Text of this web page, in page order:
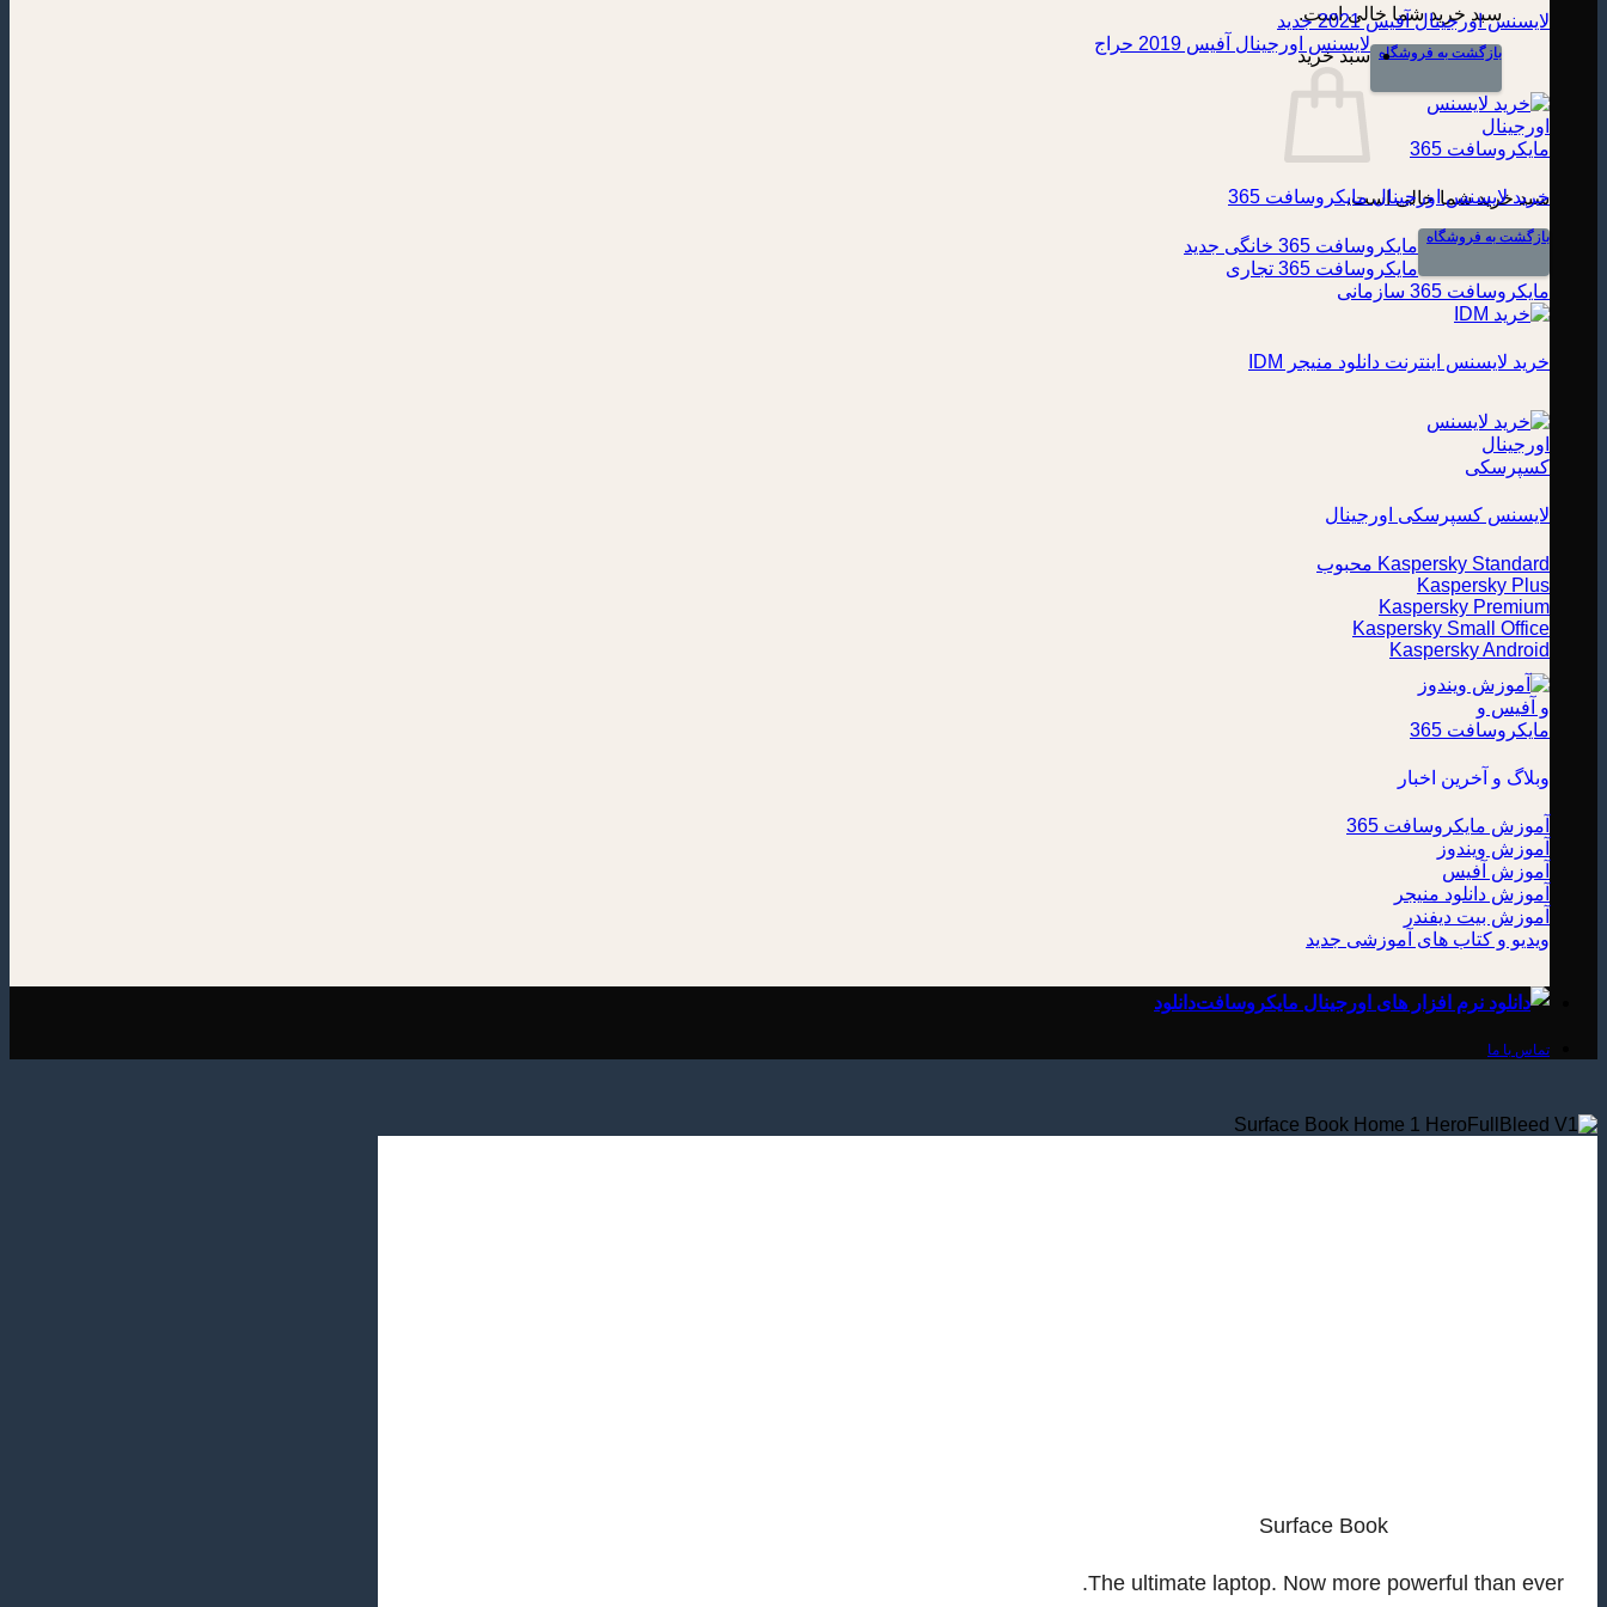
سبد خرید شما خالی است.
بازگشت به فروشگاه سبد خرید
سبد خرید شما خالی است.
بازگشت به فروشگاه
لایسنس اورجینال آفیس 2021
لایسنس اورجینال آفیس 2019
خرید لایسنس اورجینال مایکروسافت 365
مایکروسافت 365 خانگی
مایکروسافت 365 تجاری
مایکروسافت 365 سازمانی
خرید لایسنس اینترنت دانلود منیجر IDM
لایسنس کسپرسکی اورجینال
Kaspersky Standard
Kaspersky Plus
Kaspersky Premium
Kaspersky Small Office
Kaspersky Android
وبلاگ و آخرین اخبار
آموزش مایکروسافت 365
آموزش ویندوز
آموزش آفیس
آموزش دانلود منیجر
آموزش بیت دیفندر
ویدیو و کتاب های آموزشی
دانلود
تماس با ما
Surface Book
The ultimate laptop. Now more powerful than ever.